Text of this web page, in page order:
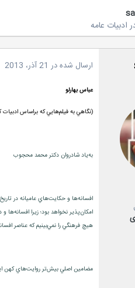
ادبیات عامه
ارسال شده در 21 آذر، 2013
عباس بهارلو
(نگاهي به فيلم‌هايي كه براساس
به‌ياد شادروان دكتر محمد محجوب
افسانه‌ها و حكايت‌هاي عاميانه در
امكان‌پذير نخواهد بود؛ زيرا
هيچ فرهنگي را نمي‌بينيم كه عناصر
مضامين اصلي بيش‌تر روايت‌هاي كهن